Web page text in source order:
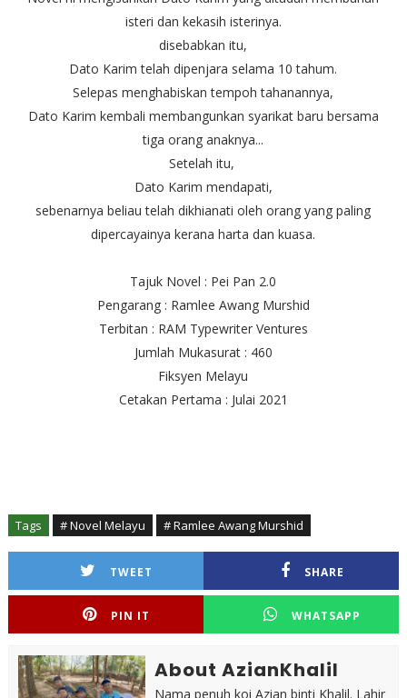
isteri dan kekasih isterinya.
disebabkan itu,
Dato Karim telah dipenjara selama 10 tahum.
Selepas menghabiskan tempoh tahanannya,
Dato Karim kembali membangunkan syarikat baru bersama
tiga orang anaknya...
Setelah itu,
Dato Karim mendapati,
sebenarnya beliau telah dikhianati oleh orang yang paling
dipercayainya kerana harta dan kuasa.
Tajuk Novel : Pei Pan 2.0
Pengarang : Ramlee Awang Murshid
Terbitan : RAM Typewriter Ventures
Jumlah Mukasurat : 460
Fiksyen Melayu
Cetakan Pertama : Julai 2021
Tags # Novel Melayu # Ramlee Awang Murshid
TWEET SHARE
PIN IT WHATSAPP
About AzianKhalil
Nama penuh koi Azian binti Khalil. Lahir